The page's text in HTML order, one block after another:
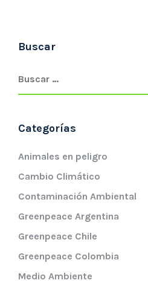
Buscar
Categorías
Animales en peligro
Cambio Climático
Contaminación Ambiental
Greenpeace Argentina
Greenpeace Chile
Greenpeace Colombia
Medio Ambiente